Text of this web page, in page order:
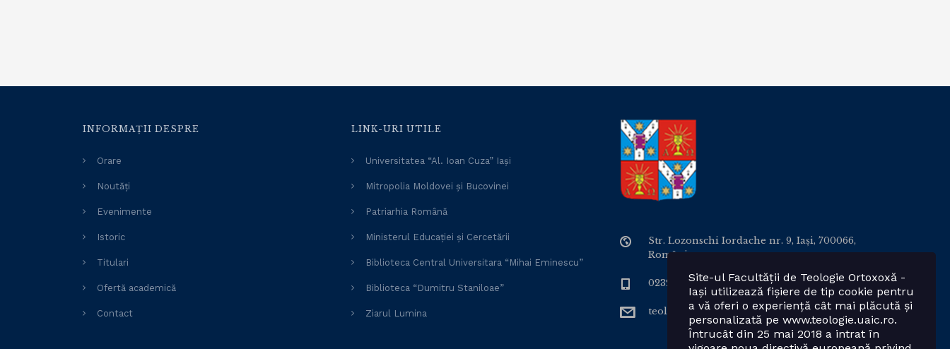
INFORMAȚII DESPRE
Orare
Noutăți
Evenimente
Istoric
Titulari
Ofertă academică
Contact
LINK-URI UTILE
Universitatea “Al. Ioan Cuza” Iași
Mitropolia Moldovei și Bucovinei
Patriarhia Română
Ministerul Educației și Cercetării
Biblioteca Central Universitara “Mihai Eminescu”
Biblioteca “Dumitru Staniloae”
Ziarul Lumina
Str. Lozonschi Iordache nr. 9, Iaşi, 700066,
România
0232 201328; 0232 201102 int. 2424, 2423, 2425
teologie.ortodoxa@uaic.ro
Site-ul Facultății de Teologie Ortoxoxă -
Iași utilizează fișiere de tip cookie pentru
a vă oferi o experiență cât mai plăcută și
personalizată pe www.teologie.uaic.ro.
Întrucât din 25 mai 2018 a intrat în